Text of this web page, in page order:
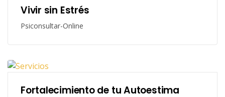
Vivir sin Estrés
Psiconsultar-Online
Fortalecimiento de tu Autoestima